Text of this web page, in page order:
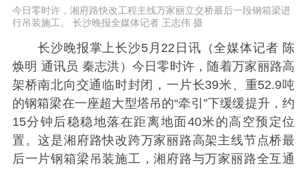
今日零时许，湘府路快改工程主线万家丽立交桥最后一段钢箱梁进
行吊装施工。 长沙晚报全媒体记者 王志伟 摄
长沙晚报掌上长沙5月22日讯（全媒体记者 陈
焕明 通讯员 秦志洪）今日零时许，随着万家丽路高
架桥南北向交通临时封闭，一片长39米、重52.9吨
的钢箱梁在一座超大型塔吊的“牵引”下缓缓提升，约
15分钟后稳稳地落在距离地面40米的高空预定位
置。这是湘府路快改跨万家丽路高架主线节点桥最
后一片钢箱梁吊装施工，湘府路与万家丽路全互通